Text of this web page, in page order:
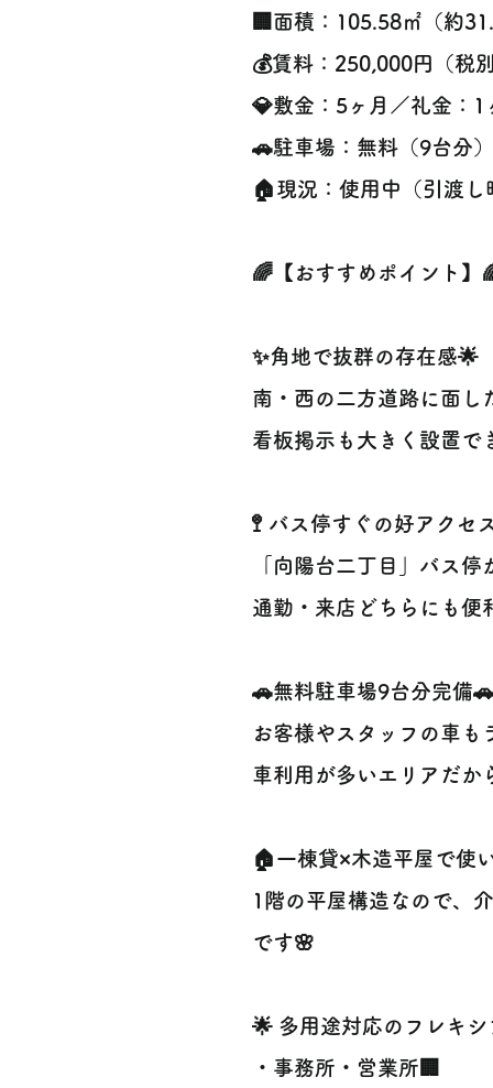
🏢面積：105.58㎡（約
💰賃料：250,000円（税
💎敷金：5ヶ月／礼金：1
🚗駐車場：無料（9台分）
🏠現況：使用中（引渡し
🌈【おすすめポイント】
✨角地で抜群の存在感🌟
南・西の二方道路に面し
看板掲示も大きく設置で
🚏 バス停すぐの好アクセ
「向陽台二丁目」バス停
通勤・来店どちらにも便
🚗無料駐車場9台分完備
お客様やスタッフの車も
車利用が多いエリアだか
🏠一棟貸×木造平屋で使
1階の平屋構造なので、
です🌸
🌟 多用途対応のフレキ
・事務所・営業所🏢